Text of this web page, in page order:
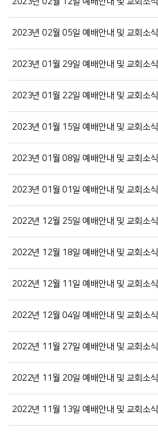
2023년 02월 05일 예배안내 및 교회소식
2023년 01월 29일 예배안내 및 교회소식
2023년 01월 22일 예배안내 및 교회소식
2023년 01월 15일 예배안내 및 교회소식
2023년 01월 08일 예배안내 및 교회소식
2023년 01월 01일 예배안내 및 교회소식
2022년 12월 25일 예배안내 및 교회소식
2022년 12월 18일 예배안내 및 교회소식
2022년 12월 11일 예배안내 및 교회소식
2022년 12월 04일 예배안내 및 교회소식
2022년 11월 27일 예배안내 및 교회소식
2022년 11월 20일 예배안내 및 교회소식
2022년 11월 13일 예배안내 및 교회소식